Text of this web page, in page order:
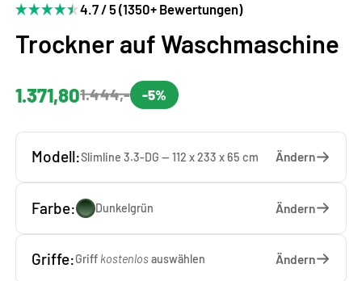
4.7 / 5 (1350+ Bewertungen)
Trockner auf Waschmaschine
1.371,801.444,- -5%
Modell:Slimline 3.3-DG — 112 x 233 x 65 cm Ändern
Farbe: Dunkelgrün Ändern
Griffe:Griff kostenlosauswählen Ändern